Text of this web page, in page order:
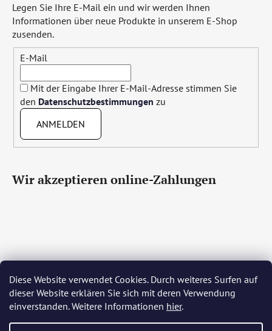
Diese Website verwendet Cookies. Durch weiteres Surfen auf
dieser Website erklären Sie sich mit deren Verwendung
einverstanden. Weitere Informationen hier.
Legen Sie Ihre E-Mail ein und wir werden Ihnen
Informationen über neue Produkte in unserem E-Shop
zusenden.
E-Mail
Mit der Eingabe Ihrer E-Mail-Adresse stimmen Sie
den Datenschutzbestimmungen zu
ANMELDEN
Wir akzeptieren online-Zahlungen
Čeština Slovenčina English Deutsch Magyar
Język polski Română Italiano Español Français
Português Български Hrvatski Slovenščina
Nederlands Українська Ελληνικά Svenska Dansk